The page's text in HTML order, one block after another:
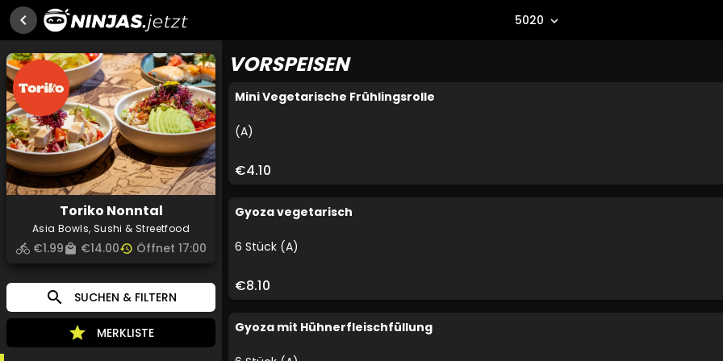
chevron_left 5020 expand_more
Toriko Nonntal
Asia Bowls, Sushi & Streetfood
directions_bike €1.99local_mall €14.00history Öffnet 17:00
search SUCHEN & FILTERN
star MERKLISTE
VORSPEISEN
Mini Vegetarische Frühlingsrolle
(A)
€4.10
Gyoza vegetarisch
6 Stück (A)
€8.10
Gyoza mit Hühnerfleischfüllung